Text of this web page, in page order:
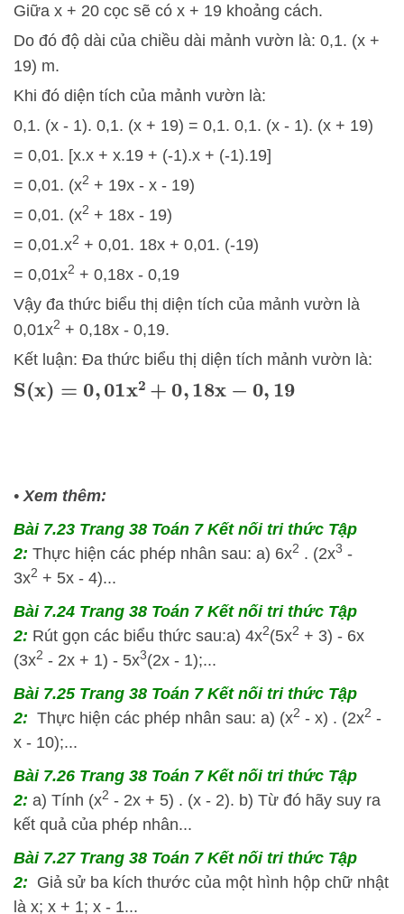
Giữa x + 20 cọc sẽ có x + 19 khoảng cách.
Do đó độ dài của chiều dài mảnh vườn là: 0,1. (x +
19) m.
Khi đó diện tích của mảnh vườn là:
0,1. (x - 1). 0,1. (x + 19) = 0,1. 0,1. (x - 1). (x + 19)
= 0,01. [x.x + x.19 + (-1).x + (-1).19]
= 0,01. (x2 + 19x - x - 19)
= 0,01. (x2 + 18x - 19)
= 0,01.x2 + 0,01. 18x + 0,01. (-19)
= 0,01x2 + 0,18x - 0,19
Vậy đa thức biểu thị diện tích của mảnh vườn là
0,01x2 + 0,18x - 0,19.
Kết luận: Đa thức biểu thị diện tích mảnh vườn là:
S(x)= 0, 01x2+0, 18 x− 0,19
• Xem thêm:
Bài 7.23 Trang 38 Toán 7 Kết nối tri thức Tập
2: Thực hiện các phép nhân sau: a) 6x2 . (2x3 -
3x2 + 5x - 4)...
Bài 7.24 Trang 38 Toán 7 Kết nối tri thức Tập
2: Rút gọn các biểu thức sau:a) 4x2(5x2 + 3) - 6x
(3x2 - 2x + 1) - 5x3(2x - 1);...
Bài 7.25 Trang 38 Toán 7 Kết nối tri thức Tập
2: Thực hiện các phép nhân sau: a) (x2 - x) . (2x2 -
x - 10);...
Bài 7.26 Trang 38 Toán 7 Kết nối tri thức Tập
2: a) Tính (x2 - 2x + 5) . (x - 2). b) Từ đó hãy suy ra
kết quả của phép nhân...
Bài 7.27 Trang 38 Toán 7 Kết nối tri thức Tập
2: Giả sử ba kích thước của một hình hộp chữ nhật
là x; x + 1; x - 1...